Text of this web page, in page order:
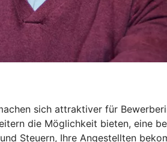
sich attraktiver für
die Möglichkeit bieten, eine
Steuern, Ihre Angestellten